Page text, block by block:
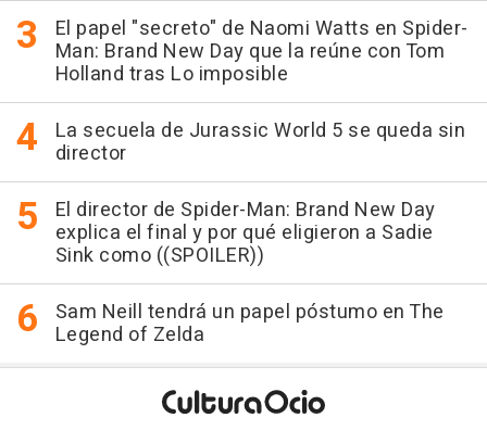
El papel "secreto" de Naomi Watts en Spider-
Man: Brand New Day que la reúne con Tom
Holland tras Lo imposible
La secuela de Jurassic World 5 se queda sin
director
El director de Spider-Man: Brand New Day
explica el final y por qué eligieron a Sadie
Sink como ((SPOILER))
Sam Neill tendrá un papel póstumo en The
Legend of Zelda